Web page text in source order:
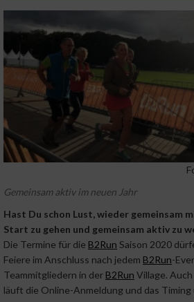
Gemeinsam aktiv im neuen Jahr
Hast Du schon Lust, wieder gemeinsam
Start zu gehen und gemeinsam aktiv zu
Die Termine für die B2Run Saison 2020
Feiere im Anschluss nach jedem B2Run-
Teammitgliedern in der B2Run Village.
läuft die Online-Anmeldung und das Timing